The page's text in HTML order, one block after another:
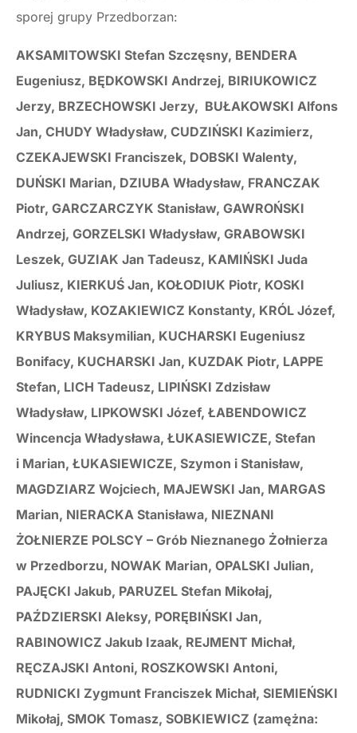
sporej grupy Przedborzan:
AKSAMITOWSKI Stefan Szczęsny, BENDERA
Eugeniusz, BĘDKOWSKI Andrzej, BIRIUKOWICZ
Jerzy, BRZECHOWSKI Jerzy, BUŁAKOWSKI Alfons
Jan, CHUDY Władysław, CUDZIŃSKI Kazimierz,
CZEKAJEWSKI Franciszek, DOBSKI Walenty,
DUŃSKI Marian, DZIUBA Władysław, FRANCZAK
Piotr, GARCZARCZYK Stanisław, GAWROŃSKI
Andrzej, GORZELSKI Władysław, GRABOWSKI
Leszek, GUZIAK Jan Tadeusz, KAMIŃSKI Juda
Juliusz, KIERKUŚ Jan, KOŁODIUK Piotr, KOSKI
Władysław, KOZAKIEWICZ Konstanty, KRÓL Józef,
KRYBUS Maksymilian, KUCHARSKI Eugeniusz
Bonifacy, KUCHARSKI Jan, KUZDAK Piotr, LAPPE
Stefan, LICH Tadeusz, LIPIŃSKI Zdzisław
Władysław, LIPKOWSKI Józef, ŁABENDOWICZ
Wincencja Władysława, ŁUKASIEWICZE, Stefan
i Marian, ŁUKASIEWICZE, Szymon i Stanisław,
MAGDZIARZ Wojciech, MAJEWSKI Jan, MARGAS
Marian, NIERACKA Stanisława, NIEZNANI
ŻOŁNIERZE POLSCY – Grób Nieznanego Żołnierza
w Przedborzu, NOWAK Marian, OPALSKI Julian,
PAJĘCKI Jakub, PARUZEL Stefan Mikołaj,
PAŹDZIERSKI Aleksy, PORĘBIŃSKI Jan,
RABINOWICZ Jakub Izaak, REJMENT Michał,
RĘCZAJSKI Antoni, ROSZKOWSKI Antoni,
RUDNICKI Zygmunt Franciszek Michał, SIEMIEŃSKI
Mikołaj, SMOK Tomasz, SOBKIEWICZ (zamężna: